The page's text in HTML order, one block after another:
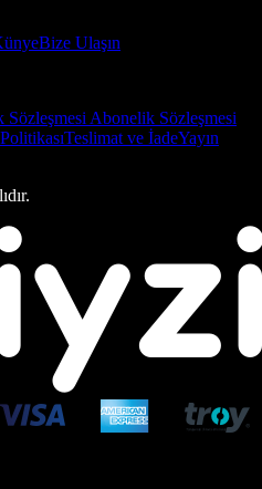
Bize Ulaşın
Abonelik Sözleşmesi
Teslimat ve İadeYayın